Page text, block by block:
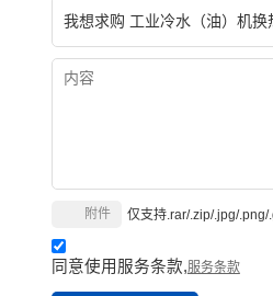
仅支持.rar/.zip/.jpg/
附件
同意使用服务条款,服务条款